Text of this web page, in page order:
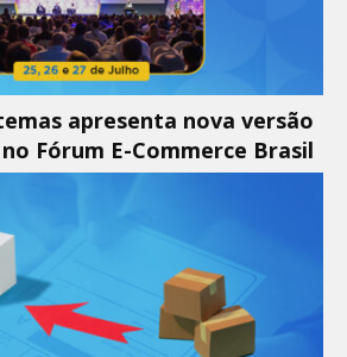
apresenta nova versão
Fórum E-Commerce Brasil